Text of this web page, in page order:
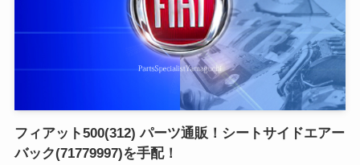
フィアット500(312) パーツ通販！シートサイドエアー
バック(71779997)を手配！